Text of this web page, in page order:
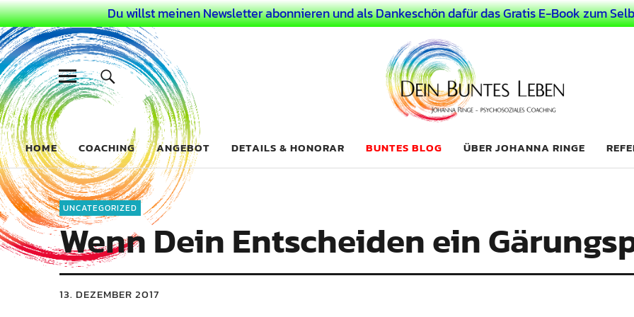
Du willst meinen Newsletter abonnieren und als Dankeschön dafür das Gratis E-Book zum
Dein Buntes Leben
COACHING FÜR DEIN BUNTES LEBEN ALS AUSSERGEWÖHNLICHER MENSCH
HOME COACHING ANGEBOT DETAILS & HONORAR BUNTES BLOG ÜBER JOHANNA RINGE
UNCATEGORIZED
Wenn Dein Entscheiden ein
13. DEZEMBER 2017